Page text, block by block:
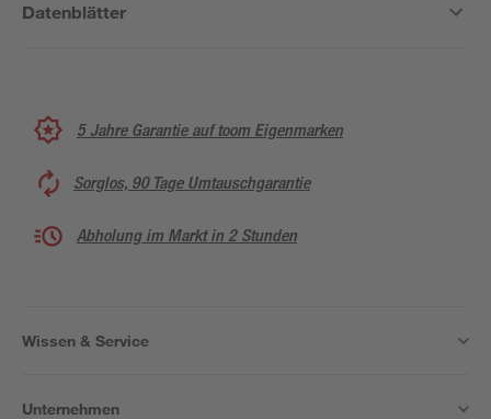
Datenblätter
5 Jahre Garantie auf toom Eigenmarken
Sorglos, 90 Tage Umtauschgarantie
Abholung im Markt in 2 Stunden
Wissen & Service
Unternehmen